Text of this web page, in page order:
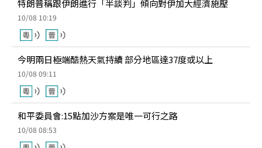
特朗普稱跟伊朗進行「半談判」傾向對伊加大經濟施壓
10/08 10:19
今明兩日極端酷熱天氣持續 部分地區達37度或以上
10/08 09:11
和平委員會:15點加沙方案是唯一可行之路
10/08 08:53